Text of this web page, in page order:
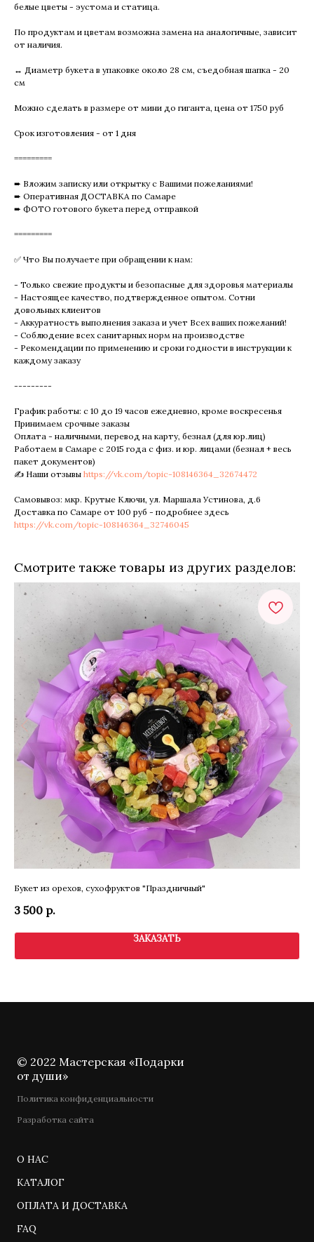
белые цветы - эустома и статица.
По продуктам и цветам возможна замена на аналогичные, зависит
от наличия.
↔️ Диаметр букета в упаковке около 28 см, съедобная шапка - 20
см
Можно сделать в размере от мини до гиганта, цена от 1750 руб
Срок изготовления - от 1 дня
=========
➨ Вложим записку или открытку с Вашими пожеланиями!
➨ Оперативная ДОСТАВКА по Самаре
➨ ФОТО готового букета перед отправкой
=========
✅ Что Вы получаете при обращении к нам:
- Только свежие продукты и безопасные для здоровья материалы
- Настоящее качество, подтвержденное опытом. Сотни
довольных клиентов
- Аккуратность выполнения заказа и учет Всех ваших пожеланий!
- Соблюдение всех санитарных норм на производстве
- Рекомендации по применению и сроки годности в инструкции к
каждому заказу
---------
График работы: с 10 до 19 часов ежедневно, кроме воскресенья
Принимаем срочные заказы
Оплата - наличными, перевод на карту, безнал (для юр.лиц)
Работаем в Самаре с 2015 года с физ. и юр. лицами (безнал + весь
пакет документов)
✍ Наши отзывы https://vk.com/topic-108146364_32674472
Самовывоз: мкр. Крутые Ключи, ул. Маршала Устинова, д.6
Доставка по Самаре от 100 руб - подробнее здесь
https://vk.com/topic-108146364_32746045
Смотрите также товары из других разделов:
Букет из орехов, сухофруктов "Праздничный"
3 500 р.
ЗАКАЗАТЬ
© 2022 Мастерская «Подарки
от души»
Политика конфиденциальности
Разработка сайта
О НАС
КАТАЛОГ
ОПЛАТА И ДОСТАВКА
FAQ